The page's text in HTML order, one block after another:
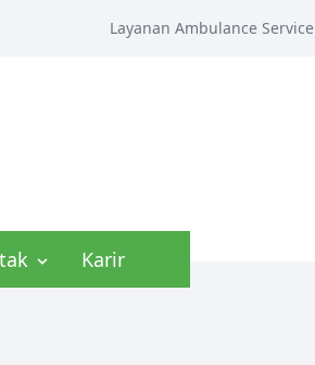
Layanan Ambulance Service
Karir